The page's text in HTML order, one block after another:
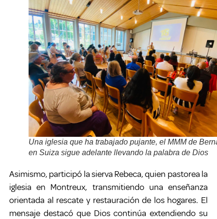
Una iglesia que ha trabajado pujante, el MMM de
en Suiza sigue adelante llevando la palabra de Dios
Asimismo, participó la sierva Rebeca, quien pastorea la
iglesia en Montreux, transmitiendo una enseñanza
orientada al rescate y restauración de los hogares. El
mensaje destacó que Dios continúa extendiendo su